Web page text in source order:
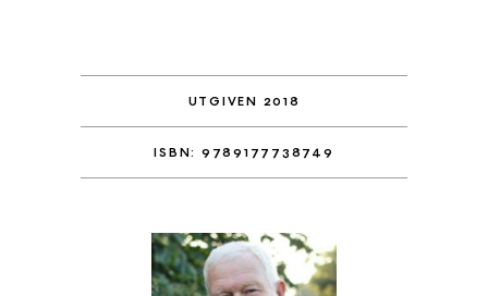
UTGIVEN 2018
ISBN: 9789177738749